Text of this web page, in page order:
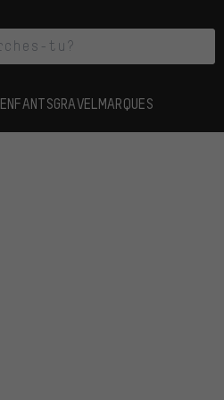
ENFANTSGRAVEL MARQUES